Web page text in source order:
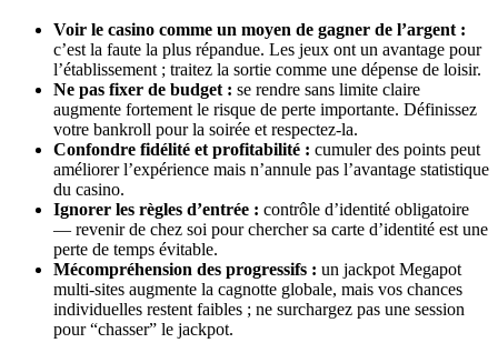
Voir le casino comme un moyen de gagner de l’argent :
c’est la faute la plus répandue. Les jeux ont un avantage pour
l’établissement ; traitez la sortie comme une dépense de loisir.
Ne pas fixer de budget : se rendre sans limite claire
augmente fortement le risque de perte importante. Définissez
votre bankroll pour la soirée et respectez-la.
Confondre fidélité et profitabilité : cumuler des points peut
améliorer l’expérience mais n’annule pas l’avantage statistique
du casino.
Ignorer les règles d’entrée : contrôle d’identité obligatoire
— revenir de chez soi pour chercher sa carte d’identité est une
perte de temps évitable.
Mécompréhension des progressifs : un jackpot Megapot
multi-sites augmente la cagnotte globale, mais vos chances
individuelles restent faibles ; ne surchargez pas une session
pour “chasser” le jackpot.